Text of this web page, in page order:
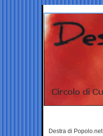
Destra di Popolo.net